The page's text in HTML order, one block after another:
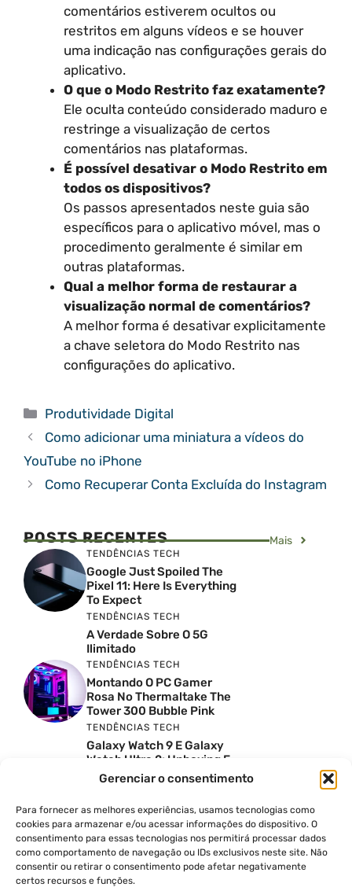
Gerenciar o consentimento
Para fornecer as melhores experiências, usamos tecnologias como
cookies para armazenar e/ou acessar informações do dispositivo. O
consentimento para essas tecnologias nos permitirá processar dados
como comportamento de navegação ou IDs exclusivos neste site. Não
consentir ou retirar o consentimento pode afetar negativamente
certos recursos e funções.
comentários estiverem ocultos ou
restritos em alguns vídeos e se houver
uma indicação nas configurações gerais do
aplicativo.
O que o Modo Restrito faz exatamente?
Ele oculta conteúdo considerado maduro e
restringe a visualização de certos
comentários nas plataformas.
É possível desativar o Modo Restrito em
todos os dispositivos?
Os passos apresentados neste guia são
específicos para o aplicativo móvel, mas o
procedimento geralmente é similar em
outras plataformas.
Qual a melhor forma de restaurar a
visualização normal de comentários?
A melhor forma é desativar explicitamente
a chave seletora do Modo Restrito nas
configurações do aplicativo.
Categorias
Produtividade Digital
Como adicionar uma miniatura a vídeos do
YouTube no iPhone
Como Recuperar Conta Excluída do Instagram
POSTS RECENTES Mais
TENDÊNCIAS TECH
Google Just Spoiled The
Pixel 11: Here Is Everything
To Expect
TENDÊNCIAS TECH
A Verdade Sobre O 5G
Ilimitado
TENDÊNCIAS TECH
Montando O PC Gamer
Rosa No Thermaltake The
Tower 300 Bubble Pink
TENDÊNCIAS TECH
Galaxy Watch 9 E Galaxy
Watch Ultra 2: Unboxing E
Preço No Brasil
Reviews Do YouTube Sao
Confiaveis? A Verdade Nao
E Tao Simples
TENDÊNCIAS TECH
Por Que Eu Deveria